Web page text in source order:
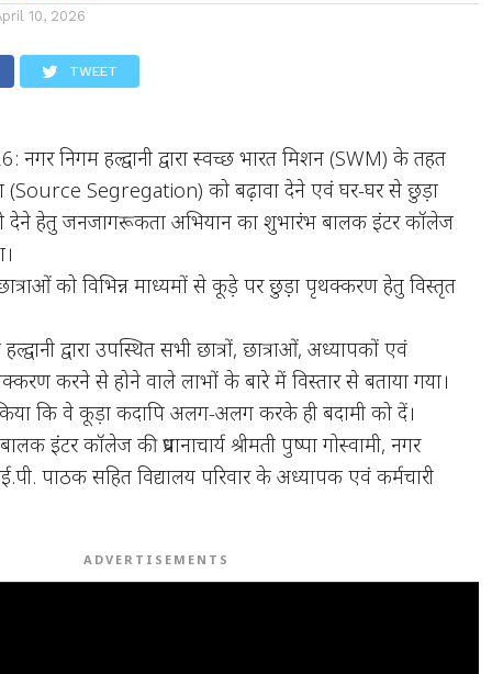
10, 2026
TWEET
नगर निगम हल्द्वानी द्वारा स्वच्छ भारत मिशन (SWM) के तहत
(Source Segregation) को बढ़ावा देने एवं घर-घर से छुड़ा
देने हेतु जनजागरूकता अभियान का शुभारंभ बालक इंटर कॉलेज
को विभिन्न माध्यमों से कूड़े पर छुड़़ा पृथक्करण हेतु विस्तृत
द्वारा उपस्थित सभी छात्रों, छात्राओं, अध्यापकों एवं
करने से होने वाले लाभों के बारे में विस्तार से बताया गया।
कि वे कूड़ा कदापि अलग-अलग करके ही बदामी को दें।
इंटर कॉलेज की प्रधानाचार्य श्रीमती पुष्पा गोस्वामी, नगर
पाठक सहित विद्यालय परिवार के अध्यापक एवं कर्मचारी
ADVERTISEMENTS